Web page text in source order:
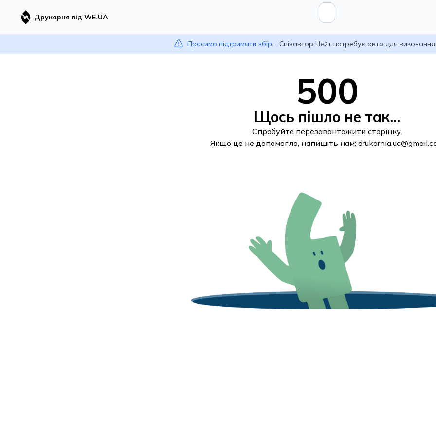
Друкарня від WE.UA
Просимо підтримати збір: Співавтор Нейт потребує авто для
500
Щось пішло не так...
Спробуйте перезавантажити сторінку.
Якщо це не допомогло, напишіть нам: